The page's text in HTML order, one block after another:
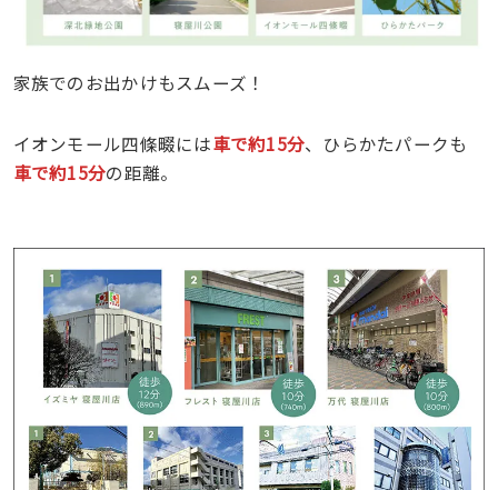
家族でのお出かけもスムーズ！
イオンモール四條畷には車で約15分、ひらかたパークも
車で約15分の距離。